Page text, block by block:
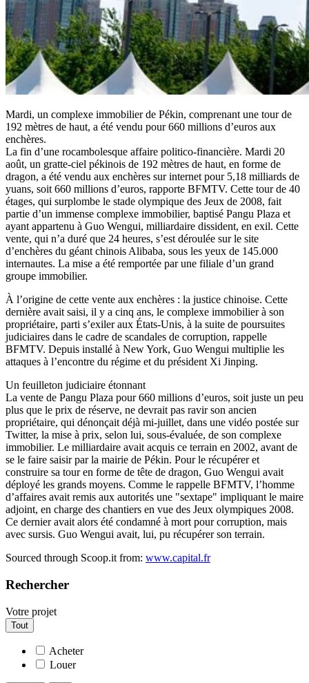
Mardi, un complexe immobilier de Pékin, comprenant une tour de
192 mètres de haut, a été vendu pour 660 millions d’euros aux
enchères.
La fin d’une rocambolesque affaire politico-financière. Mardi 20
août, un gratte-ciel pékinois de 192 mètres de haut, en forme de
dragon, a été vendu aux enchères sur internet pour 5,18 milliards de
yuans, soit 660 millions d’euros, rapporte BFMTV. Cette tour de 40
étages, qui surplombe le stade olympique des Jeux de 2008, fait
partie d’un immense complexe immobilier, baptisé Pangu Plaza et
ayant appartenu à Guo Wengui, milliardaire dissident, en exil. Cette
vente, qui n’a duré que 24 heures, s’est déroulée sur le site
d’enchères du géant chinois Alibaba, sous les yeux de 145.000
internautes. La mise a été remportée par une filiale d’un grand
groupe immobilier.
À l’origine de cette vente aux enchères : la justice chinoise. Cette
dernière avait saisi, il y a cinq ans, le complexe immobilier à son
propriétaire, parti s’exiler aux États-Unis, à la suite de poursuites
judiciaires dans le cadre de scandales de corruption, rappelle
BFMTV. Depuis installé à New York, Guo Wengui multiplie les
attaques à l’encontre du régime et du président Xi Jinping.
Un feuilleton judiciaire étonnant
La vente de Pangu Plaza pour 660 millions d’euros, soit juste un peu
plus que le prix de réserve, ne devrait pas ravir son ancien
propriétaire, qui dénonçait déjà mi-juillet, dans une vidéo postée sur
Twitter, la mise à prix, selon lui, sous-évaluée, de son complexe
immobilier. Le milliardaire avait acquis ce terrain en 2002, avant de
se le faire saisir par la mairie de Pékin. Pour le récupérer et
construire sa tour en forme de tête de dragon, Guo Wengui avait
déployé les grands moyens. Comme le rappelle BFMTV, l’homme
d’affaires avait remis aux autorités une "sextape" impliquant le maire
adjoint, en charge des chantiers en vue des Jeux olympiques 2008.
Ce dernier avait alors été condamné à mort pour corruption, mais
avec sursis. Guo Wengui avait, lui, pu récupérer son terrain.
Sourced through Scoop.it from: www.capital.fr
Rechercher
Votre projet
Tout
Acheter
Louer